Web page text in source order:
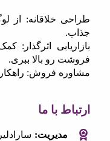
خلاقانه: از لوگو و کارت
اثرگذار: کمک
رو بالا ببری.
فروش: راهکارهای
با ما
مدیریت: سارادلیریان